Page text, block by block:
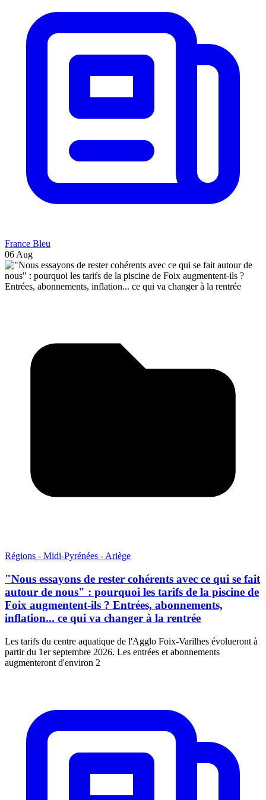
France Bleu
06 Aug
Régions - Midi-Pyrénées - Ariège
"Nous essayons de rester cohérents avec ce qui se fait
autour de nous" : pourquoi les tarifs de la piscine de
Foix augmentent-ils ? Entrées, abonnements,
inflation... ce qui va changer à la rentrée
Les tarifs du centre aquatique de l'Agglo Foix-Varilhes évolueront à
partir du 1er septembre 2026. Les entrées et abonnements
augmenteront d'environ 2